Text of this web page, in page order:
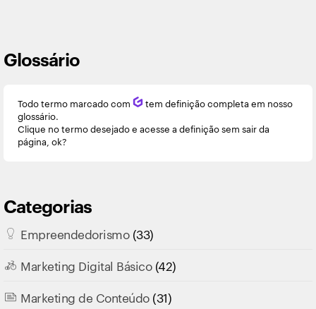
Glossário
Todo termo marcado com Q tem definição completa em nosso
glossário.
Clique no termo desejado e acesse a definição sem sair da
página, ok?
Categorias
Empreendedorismo(33)
Marketing Digital Básico(42)
Marketing de Conteúdo(31)